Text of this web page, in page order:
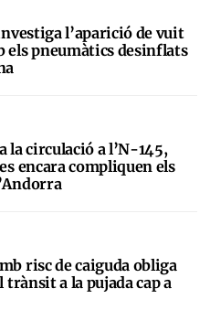
l’aparició de vuit
els pneumàtics desinflats
la circulació a l’N-145,
encara compliquen els
risc de caiguda obliga
trànsit a la pujada cap a